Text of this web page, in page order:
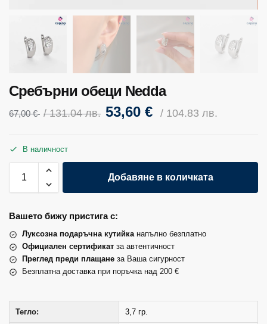
Сребърни обеци Nedda
67,00€ / 131.04 лв. 53,60 € / 104.83 лв.
В наличност
Добавяне в количката
Вашето бижу пристига с:
Луксозна подаръчна кутийканапълно безплатно
Официален сертификат за автентичност
Преглед преди плащане за Ваша сигурност
Безплатна доставка при поръчка над 200 €
Тегло: 3,7 гр.